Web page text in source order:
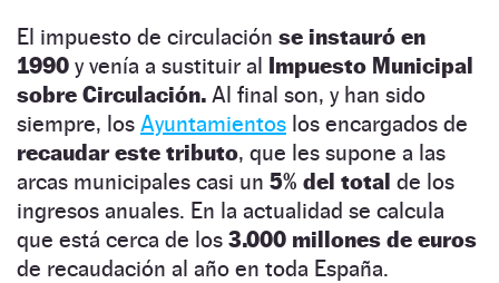
El impuesto de circulación se instauró en
1990 y venía a sustituir al Impuesto Municipal
sobre Circulación. Al final son, y han sido
siempre, los Ayuntamientos los encargados de
recaudar este tributo, que les supone a las
arcas municipales casi un 5% del total de los
ingresos anuales. En la actualidad se calcula
que está cerca de los 3.000 millones de euros
de recaudación al año en toda España.